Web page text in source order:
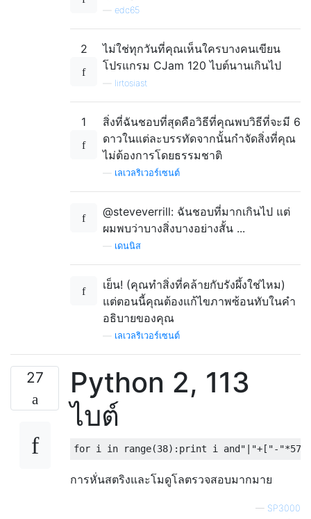
edc65
2
ไม่ใช่ทุกวันที่คุณเห็นใครบางคนเขียน
โปรแกรม CJam 120 ไบต์นานเกินไป
lirtosiast
1
สิ่งที่ฉันชอบที่สุดคือวิธีที่คุณพบวิธีที่จะมี 6
ดาวในแต่ละบรรทัดจากนั้นกำจัดสิ่งที่คุณ
ไม่ต้องการโดยธรรมชาติ
เลเวลริเวอร์เซนต์
@steveverrill: ฉันชอบที่มากเกินไป แต่
ผมพบว่าบางสิ่งบางอย่างสั้น ...
เดนนิส
เย็น! (คุณทำสิ่งที่คล้ายกับรังผึ้งใช่ไหม)
แต่ตอนนี้คุณต้องแก้ไขภาพซ้อนทับในคำ
อธิบายของคุณ
เลเวลริเวอร์เซนต์
27
Python 2, 113
ไบต์
for i in range(38): print i and "|"+[ "-"*57
การหั่นสตริงและโมดูโลตรวจสอบมากมาย
— SP3000